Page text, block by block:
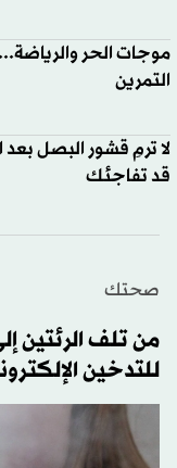
التمرين
قد تفاجئك
صحتك
للتدخين